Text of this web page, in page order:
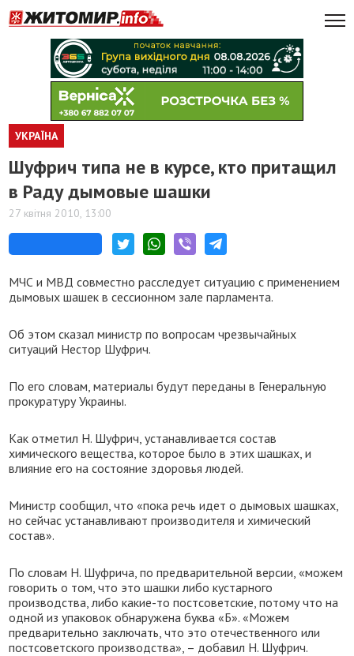
УКРАЇНА
Шуфрич типа не в курсе, кто притащил
в Раду дымовые шашки
27 квітня 2010, 13:00
МЧС и МВД совместно расследует ситуацию с применением
дымовых шашек в сессионном зале парламента.
Об этом сказал министр по вопросам чрезвычайных
ситуаций Нестор Шуфрич.
По его словам, материалы будут переданы в Генеральную
прокуратуру Украины.
Как отметил Н. Шуфрич, устанавливается состав
химического вещества, которое было в этих шашках, и
влияние его на состояние здоровья людей.
Министр сообщил, что «пока речь идет о дымовых шашках,
но сейчас устанавливают производителя и химический
состав».
По словам Н. Шуфрича, по предварительной версии, «можем
говорить о том, что это шашки либо кустарного
производства, либо какие-то постсоветские, потому что на
одной из упаковок обнаружена буква «Б». «Можем
предварительно заключать, что это отечественного или
постсоветского производства», – добавил Н. Шуфрич.